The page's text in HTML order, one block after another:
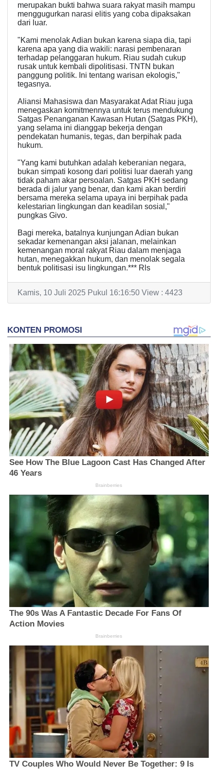
merupakan bukti bahwa suara rakyat masih mampu
menggugurkan narasi elitis yang coba dipaksakan
dari luar.
"Kami menolak Adian bukan karena siapa dia, tapi
karena apa yang dia wakili: narasi pembenaran
terhadap pelanggaran hukum. Riau sudah cukup
rusak untuk kembali dipolitisasi. TNTN bukan
panggung politik. Ini tentang warisan ekologis,"
tegasnya.
Aliansi Mahasiswa dan Masyarakat Adat Riau juga
menegaskan komitmennya untuk terus mendukung
Satgas Penanganan Kawasan Hutan (Satgas PKH),
yang selama ini dianggap bekerja dengan
pendekatan humanis, tegas, dan berpihak pada
hukum.
"Yang kami butuhkan adalah keberanian negara,
bukan simpati kosong dari politisi luar daerah yang
tidak paham akar persoalan. Satgas PKH sedang
berada di jalur yang benar, dan kami akan berdiri
bersama mereka selama upaya ini berpihak pada
kelestarian lingkungan dan keadilan sosial,"
pungkas Givo.
Bagi mereka, batalnya kunjungan Adian bukan
sekadar kemenangan aksi jalanan, melainkan
kemenangan moral rakyat Riau dalam menjaga
hutan, menegakkan hukum, dan menolak segala
bentuk politisasi isu lingkungan.*** Rls
Kamis, 10 Juli 2025 Pukul 16:16:50 View : 4423